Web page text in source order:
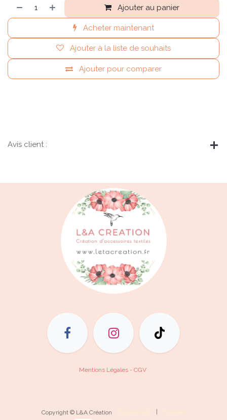
Ajouter au panier
Acheter maintenant
Ajouter pour comparer
Ajouter à la liste de souhaits
Avis client :
Mentions Légales - CGV
Copyright © L&A Création